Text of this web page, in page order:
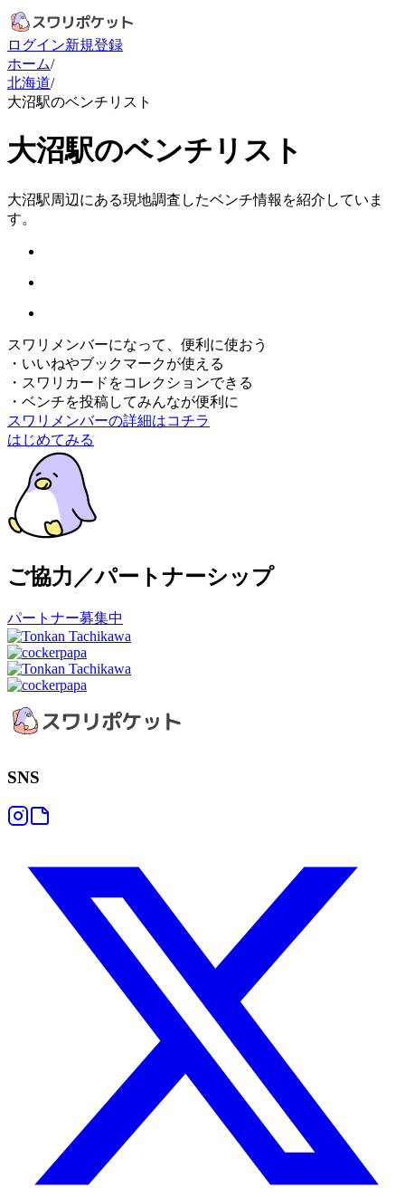
ログイン新規登録
ホーム/
北海道/
大沼駅のベンチリスト
大沼駅のベンチリスト
大沼駅周辺にある現地調査したベンチ情報を紹介していま
す。
スワリメンバーになって、便利に使おう
・ いいねやブックマークが使える
・ スワリカードをコレクションできる
・ ベンチを投稿してみんなが便利に
スワリメンバーの詳細はコチラ
はじめてみる
ご協力／パートナーシップ
パートナー募集中
SNS